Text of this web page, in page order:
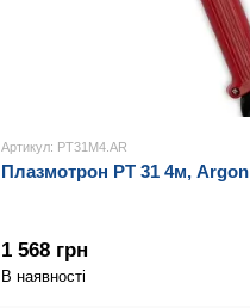
Артикул: PT31M4.AR
Плазмотрон PT 31 4м, Argon
1 568 грн
В наявності